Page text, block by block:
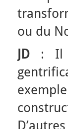
ou du
JD : Il